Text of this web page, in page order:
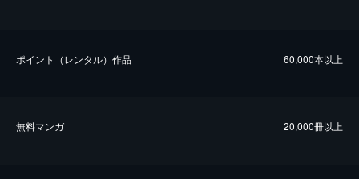
ポイント（レンタル）作品 60,000本以上
無料マンガ 20,000冊以上